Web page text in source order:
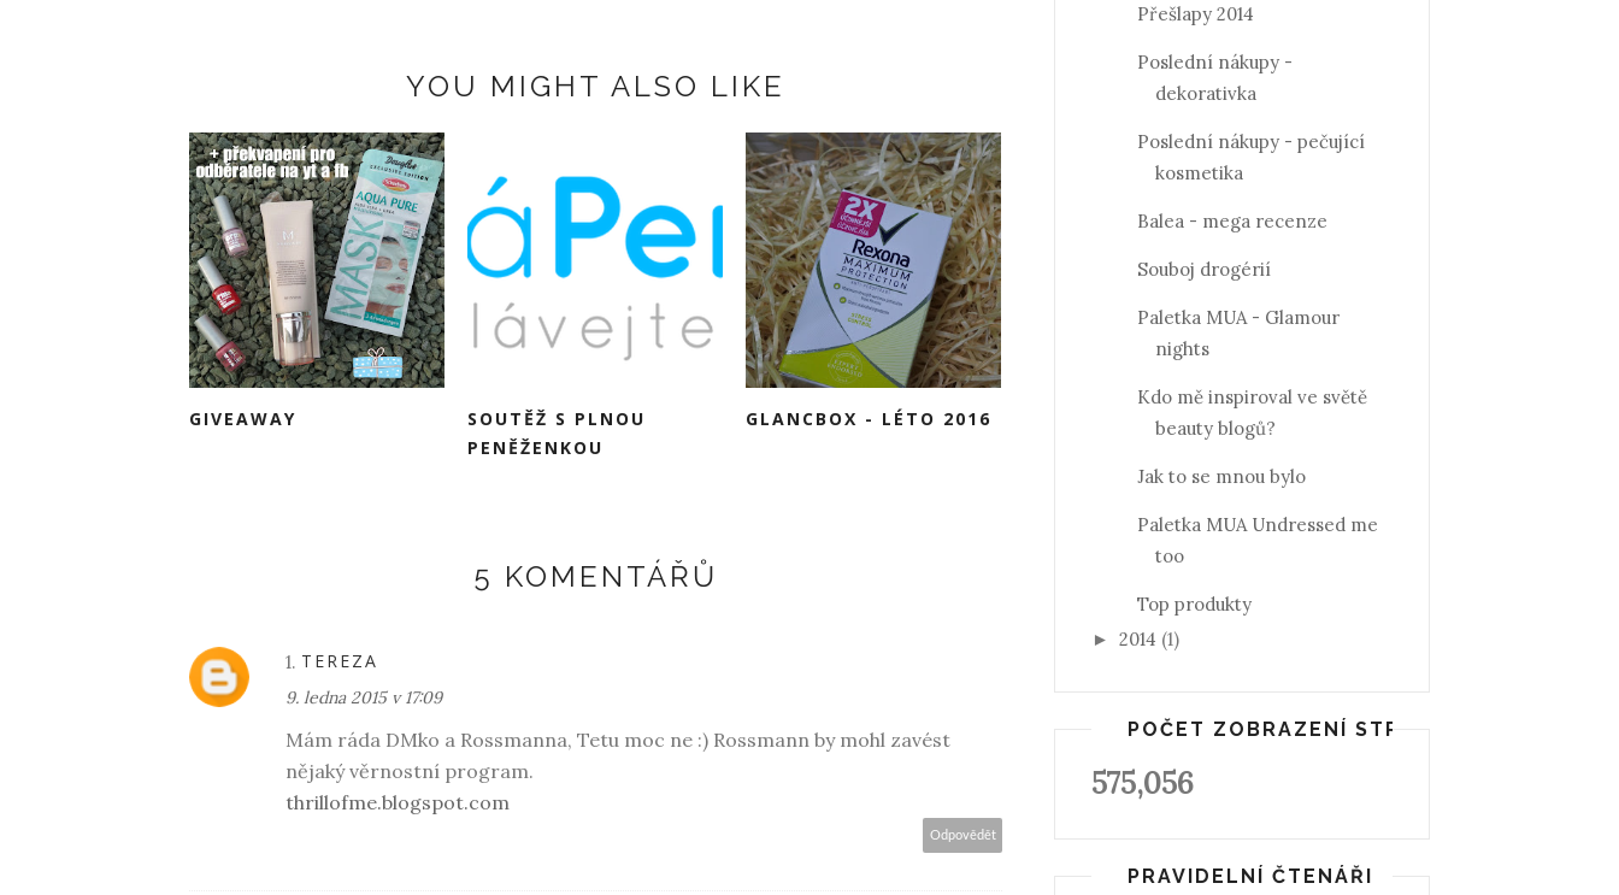
YOU MIGHT ALSO LIKE
GIVEAWAY
SOUTĚŽ S PLNOU
PENĚŽENKOU
GLANCBOX - LÉTO 2016
5 KOMENTÁŘŮ
TEREZA
9. ledna 2015 v 17:09
Mám ráda DMko a Rossmanna, Tetu moc ne :) Rossmann by mohl zavést
nějaký věrnostní program.
thrillofme.blogspot.com
Odpovědět
Přešlapy 2014
Poslední nákupy -
dekorativka
Poslední nákupy - pečující
kosmetika
Balea - mega recenze
Souboj drogérií
Paletka MUA - Glamour
nights
Kdo mě inspiroval ve světě
beauty blogů?
Jak to se mnou bylo
Paletka MUA Undressed me
too
Top produkty
► 2014 (1)
POČET ZOBRAZENÍ STRÁNKY
575,056
PRAVIDELNÍ ČTENÁŘI